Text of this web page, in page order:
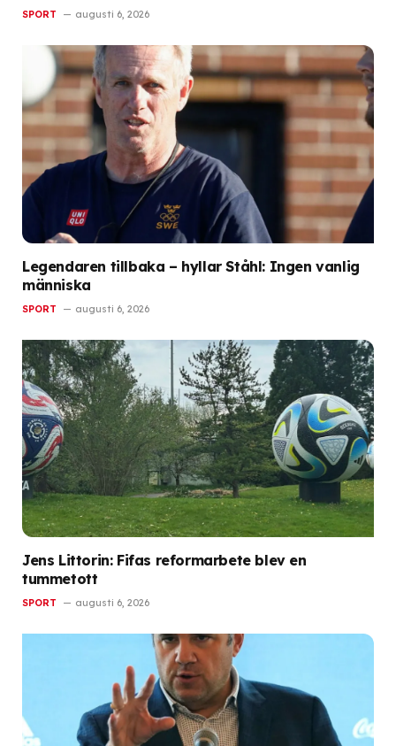
SPORT augusti 6, 2026
Legendaren tillbaka – hyllar Ståhl: Ingen vanlig
människa
SPORT augusti 6, 2026
Jens Littorin: Fifas reformarbete blev en
tummetott
SPORT augusti 6, 2026